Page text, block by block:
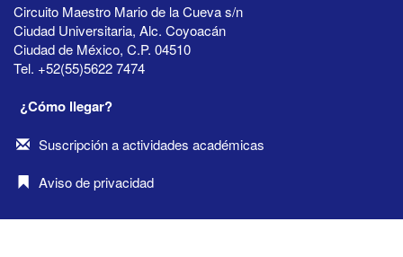
Circuito Maestro Mario de la Cueva s/n
Ciudad Universitaria, Alc. Coyoacán
Ciudad de México, C.P. 04510
Tel. +52(55)5622 7474
¿Cómo llegar?
Suscripción a actividades académicas
Aviso de privacidad